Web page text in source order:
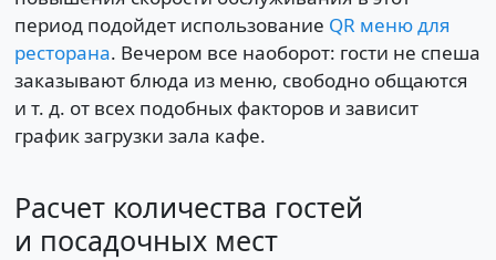
период подойдет использование QR меню для
ресторана. Вечером все наоборот: гости не спеша
заказывают блюда из меню, свободно общаются
и т. д. от всех подобных факторов и зависит
график загрузки зала кафе.
Расчет количества гостей
и посадочных мест